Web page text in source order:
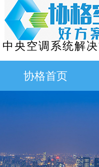
中央空调系统解
协格首页